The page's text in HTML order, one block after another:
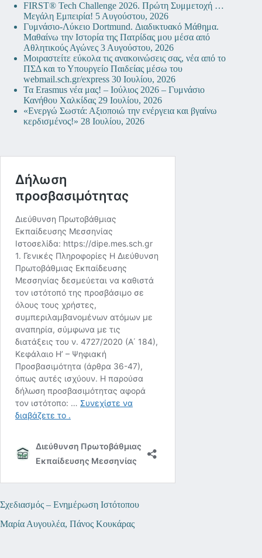
FIRST® Tech Challenge 2026. Πρώτη Συμμετοχή …
Μεγάλη Εμπειρία! 5 Αυγούστου, 2026
Γυμνάσιο-Λύκειο Dortmund. Διαδικτυακό Μάθημα.
Μαθαίνω την Ιστορία της Πατρίδας μου μέσα από
Αθλητικούς Αγώνες 3 Αυγούστου, 2026
Μοιραστείτε εύκολα τις ανακοινώσεις σας, νέα από το
ΠΣΔ και το Υπουργείο Παιδείας μέσω του
webmail.sch.gr/express 30 Ιουλίου, 2026
Τα Erasmus νέα μας! – Ιούλιος 2026 – Γυμνάσιο
Κανήθου Χαλκίδας 29 Ιουλίου, 2026
«Ενεργώ Σωστά: Αξιοποιώ την ενέργεια και βγαίνω
κερδισμένος!» 28 Ιουλίου, 2026
Σχεδιασμός – Ενημέρωση Ιστότοπου
Μαρία Αυγουλέα, Πάνος Κουκάρας